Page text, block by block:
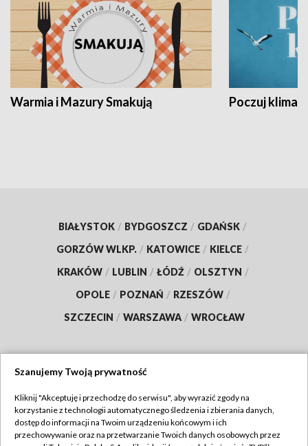
Warmia i Mazury Smakują Poczuj klimat
BIAŁYSTOK / BYDGOSZCZ / GDAŃSK /
GORZÓW WLKP. / KATOWICE / KIELCE /
KRAKÓW / LUBLIN / ŁÓDŹ / OLSZTYN /
OPOLE / POZNAŃ / RZESZÓW /
SZCZECIN / WARSZAWA / WROCŁAW
TVP
Abonament TVP
Regulamin TVP
Szanujemy Twoją prywatność
Kliknij "Akceptuję i przechodzę do serwisu", aby wyrazić zgody na
korzystanie z technologii automatycznego śledzenia i zbierania danych,
dostęp do informacji na Twoim urządzeniu końcowym i ich
przechowywanie oraz na przetwarzanie Twoich danych osobowych przez